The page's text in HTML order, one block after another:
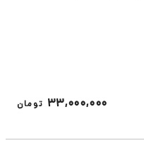
33,000,000 تومان